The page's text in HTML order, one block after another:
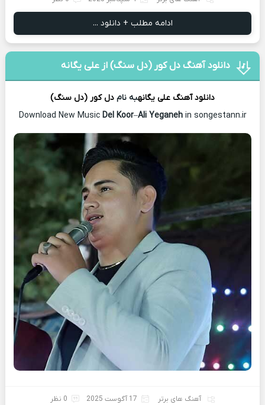
ادامه مطلب + دانلود ...
دانلود آهنگ دل کور (دل سنگ) از علی یگانه
دانلود آهنگ علی یگانهبه نام دل کور (دل سنگ)
Download New Music Del Koor–Ali Yeganehin songestann.ir
آهنگ های برتر 17 آگوست 2025 0 نظر